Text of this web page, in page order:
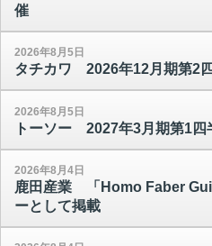
催
2026年8月5日
タチカワ 2026年12月期第2
2026年8月5日
トーソー 2027年3月期第1四
2026年8月4日
鹿田産業 「Homo Faber
ーとして掲載